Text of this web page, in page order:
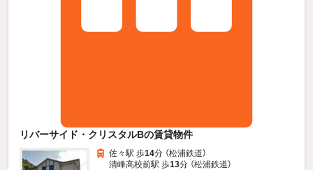
リバーサイド・クリスタルBの賃貸物件
佐々駅 歩14分 （松浦鉄道）
清峰高校前駅 歩13分 （松浦鉄道）